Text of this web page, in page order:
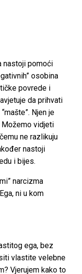
nastoji pomoći
osobina
povrede i
da prihvati
Njen je
Možemo vidjeti
ne razlikuju
nastoji
i bijes.
narcizma
ni u kom
ega, bez
vlastite velebne
Vjerujem kako to